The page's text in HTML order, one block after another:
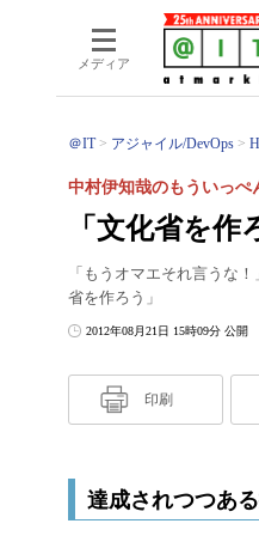
メディア
＠IT アジャイル/DevOps
「文化省を作
中村伊知哉のもういっぺ
「もうオマエそれ言うな
省を作ろう」
2012年08月21日 15時09分 公開
印刷
達成されつつあ